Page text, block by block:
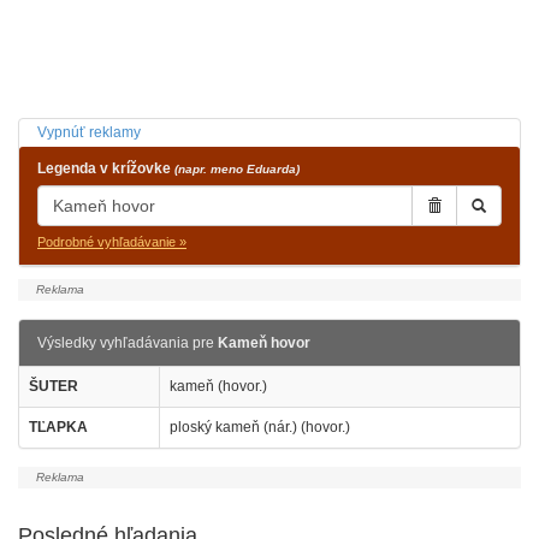
Vypnúť reklamy
Legenda v krížovke (napr. meno Eduarda)
Podrobné vyhľadávanie »
Výsledky vyhľadávania pre Kameň hovor
ŠUTER kameň (hovor.)
TĽAPKA ploský kameň (nár.) (hovor.)